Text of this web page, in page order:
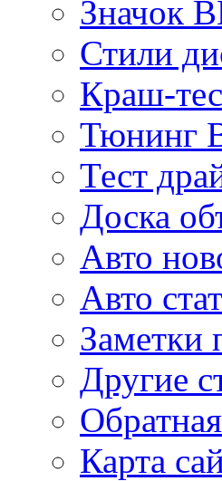
Значок
Стили
Краш-
Тюнинг
Тест
Доска
Авто
Авто
Заметки
Другие
Карта